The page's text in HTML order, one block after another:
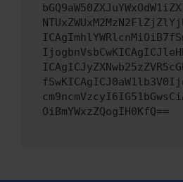
OiBmYWxzZQogIH0KfQ==